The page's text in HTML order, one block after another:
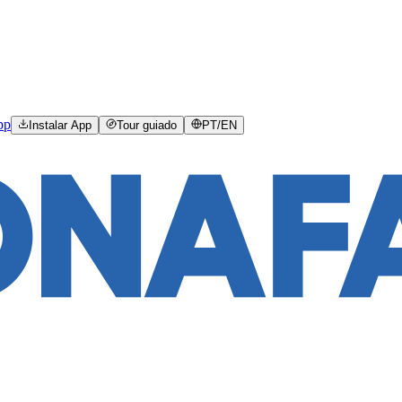
Instalar App Tour guiado PT/EN